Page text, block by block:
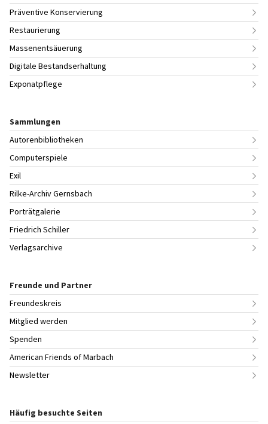
Präventive Konservierung
Restaurierung
Massenentsäuerung
Digitale Bestandserhaltung
Exponatpflege
Sammlungen
Autorenbibliotheken
Computerspiele
Exil
Rilke-Archiv Gernsbach
Porträtgalerie
Friedrich Schiller
Verlagsarchive
Freunde und Partner
Freundeskreis
Mitglied werden
Spenden
American Friends of Marbach
Newsletter
Häufig besuchte Seiten